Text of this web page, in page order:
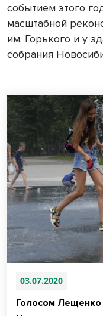
событием этого
масштабной
им. Горького и у
собрания
03.07.2020
Голосом